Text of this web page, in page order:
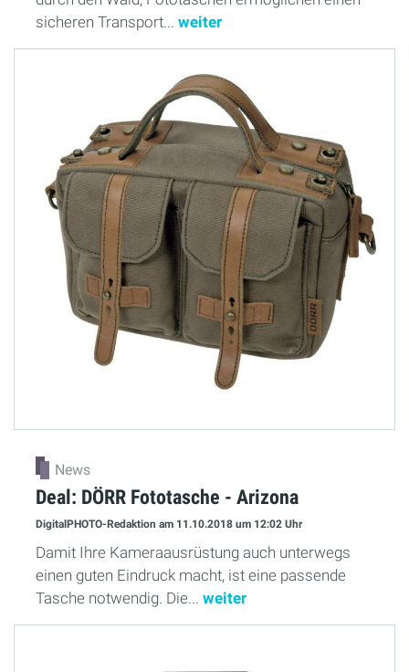
sicheren Transport... weiter
News
Deal: DÖRR Fototasche - Arizona
DigitalPHOTO-Redaktion am 11.10.2018 um 12:02 Uhr
Damit Ihre Kameraausrüstung auch unterwegs
einen guten Eindruck macht, ist eine passende
Tasche notwendig. Die... weiter